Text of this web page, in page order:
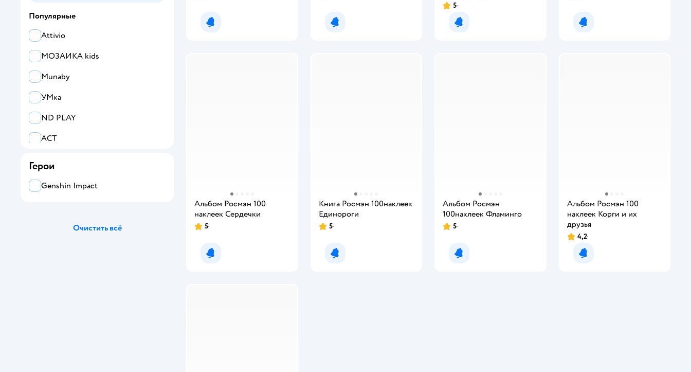
Уведомить о появлении Уведомить о появлении
5
Уведомить о появлении Уведомить о появлении
Альбом Росмэн 100
наклеек Сердечки
5
Уведомить о появлении
Книга Росмэн 100наклеек
Единороги
5
Уведомить о появлении
Альбом Росмэн
100наклеек Фламинго
5
Уведомить о появлении
Альбом Росмэн 100
наклеек Корги и их
друзья
4,2
Уведомить о появлении
Популярные
Attivio
МОЗАИКА kids
Munaby
УМка
ND PLAY
АСТ
Герои
Genshin Impact
Очистить всё